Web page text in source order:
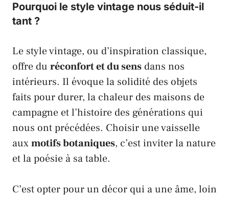
Pourquoi le style vintage nous séduit-il
tant ?
Le style vintage, ou d’inspiration classique,
offre du réconfort et du sens dans nos
intérieurs. Il évoque la solidité des objets
faits pour durer, la chaleur des maisons de
campagne et l’histoire des générations qui
nous ont précédées. Choisir une vaisselle
auxmotifs botaniques, c’est inviter la nature
et la poésie à sa table.
C’est opter pour un décor qui a une âme, loin